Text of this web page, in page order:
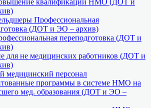
Профессиональная
(ДОТ и ЭО – архив)
переподготовка (ДОТ и
для не медицинских работников (ДОТ и
медицинский персонал
программы в системе НМО на
мед. образования (ДОТ и ЭО –